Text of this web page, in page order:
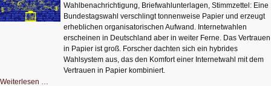
Wahlbenachrichtigung, Briefwahlunterlagen, Stimmzettel: Eine
Bundestagswahl verschlingt tonnenweise Papier und erzeugt
erheblichen organisatorischen Aufwand. Internetwahlen
erscheinen in Deutschland aber in weiter Ferne. Das Vertrauen
in Papier ist groß. Forscher dachten sich ein hybrides
Wahlsystem aus, das den Komfort einer Internetwahl mit dem
Vertrauen in Papier kombiniert.
Weiterlesen …